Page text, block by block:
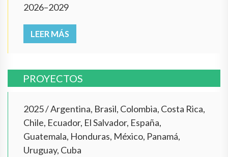
2026–2029
LEER MÁS
PROYECTOS
2025/Argentina, Brasil, Colombia, Costa Rica,
Chile, Ecuador, El Salvador, España,
Guatemala, Honduras, México, Panamá,
Uruguay, Cuba